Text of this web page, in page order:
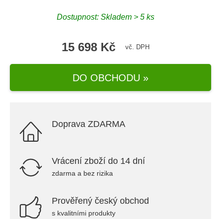
Dostupnost: Skladem > 5 ks
15 698 Kč vč. DPH
DO OBCHODU »
Doprava ZDARMA
Vrácení zboží do 14 dní
zdarma a bez rizika
Prověřený český obchod
s kvalitními produkty